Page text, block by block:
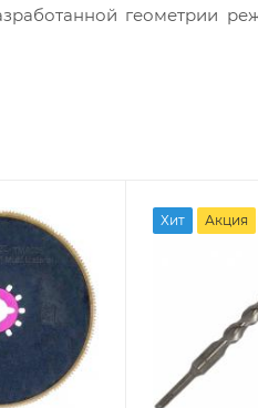
геометрии
Хит Акция